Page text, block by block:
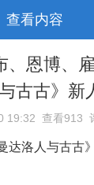
查看内容
、恩博、
古古》新
19:32 查看913
达洛人与古古